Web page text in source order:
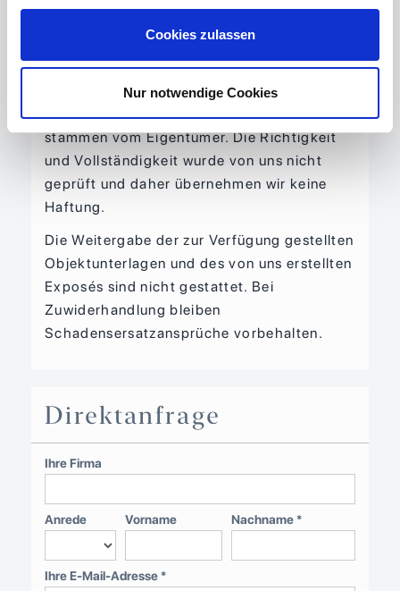
Cookies zulassen
Nur notwendige Cookies
Rechtsanspruch auf einen Kauf- oder
Mietvertrag kommt erst durch
Gegenzeichnung desselbigen durch den
Alle objektbezogenen Angaben im Exposé
stammen vom Eigentümer. Die Richtigkeit
und Vollständigkeit wurde von uns nicht
geprüft und daher übernehmen wir keine
Haftung.
Die Weitergabe der zur Verfügung gestellten
Objektunterlagen und des von uns erstellten
Exposés sind nicht gestattet. Bei
Zuwiderhandlung bleiben
Schadensersatzansprüche vorbehalten.
Direktanfrage
Ihre Firma
Anrede Vorname Nachname *
Ihre E-Mail-Adresse *